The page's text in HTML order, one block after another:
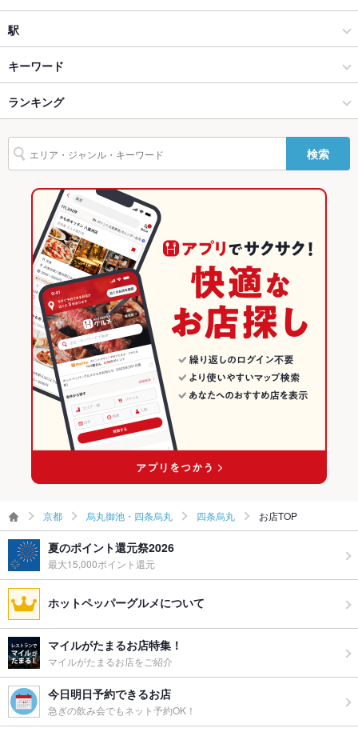
Wi-Fi
バリアフリ
ー
駐車場 なし
英語メニュ
あり
その他設備 －
その他
あり
食べ放題 なし
日本酒充実
お子様連れ お子様連れ歓迎
ウェディン
グパーティ
ー二次会
－
可
紡空
海鮮
烏丸御池・四条烏丸 × 居酒屋
烏丸御池・四条烏丸 × 海鮮
烏丸駅 × 居酒屋
烏丸駅 × 海鮮
和食全般
烏丸御池・四条烏丸 × 和食
烏丸御池・四条烏丸 × 和食全般
烏丸駅 × 和食
烏丸駅 × 和食全般
四条烏丸
四条烏丸 × 居酒屋
四条烏丸 × 海鮮
四条烏丸 × 和食
四条烏丸 × 和食全般
京都 × 居酒屋
京都 × 海鮮
京都 × 和食
京都 × 和食全般
駅
烏丸駅
烏丸御池駅
四条駅
キーワード
からあげ カキ料理・オイスター
おでん なめろう おばんざい フレンチトースト
ランキング
京都のグルメランキング
京都の居酒屋ランキング
京都の海鮮ランキング
烏丸御池・四条烏丸のグルメランキング
烏丸御池・四条烏丸の居酒屋ランキング
烏丸御池・四条烏丸の海鮮ランキング
四条烏丸のグルメランキング
四条烏丸の居酒屋ランキング
四条烏丸の海鮮ランキング
検索
京都 烏丸御池・四条烏丸 四条烏丸 お店TOP
夏のポイント還元祭2026
最大15,000ポイント還元
ホットペッパーグルメについて
マイルがたまるお店特集！
マイルがたまるお店をご紹介
今日明日予約できるお店
急ぎの飲み会でもネット予約OK！